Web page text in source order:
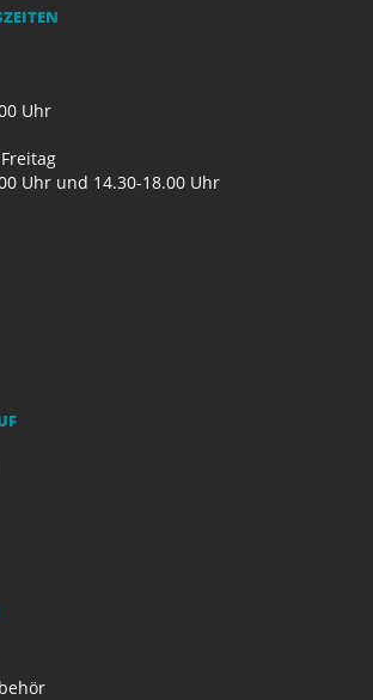
Uhr
Uhr und 14.30-18.00 Uhr